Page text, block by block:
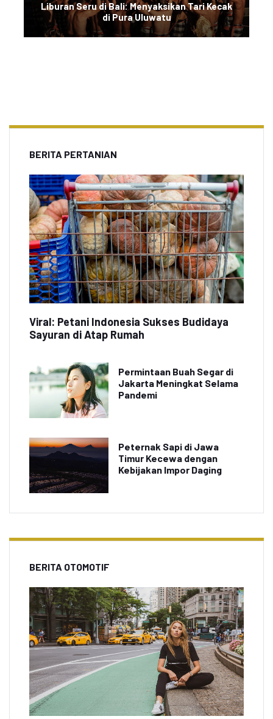
Liburan Seru di Bali: Menyaksikan Tari Kecak
di Pura Uluwatu
BERITA PERTANIAN
Viral: Petani Indonesia Sukses Budidaya
Sayuran di Atap Rumah
Permintaan Buah Segar di
Jakarta Meningkat Selama
Pandemi
Peternak Sapi di Jawa
Timur Kecewa dengan
Kebijakan Impor Daging
BERITA OTOMOTIF